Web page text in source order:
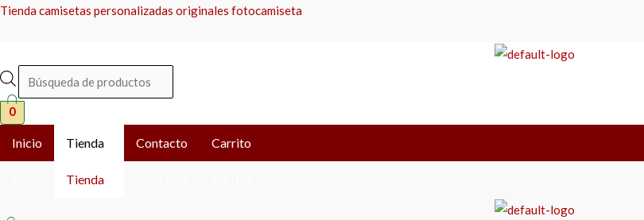
Ir
Tienda camisetas personalizadas originales fotocamiseta
Búsqueda
0
Inicio Tienda Contacto Carrito
Tienda
Búsqueda